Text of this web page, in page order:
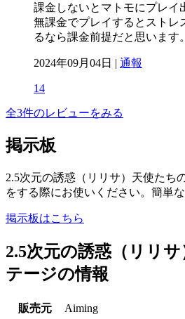
課金しないとマトモにプレイ
無課金でプレイするとストレ
るなら課金前提だと思います。
2024年09月04日 | 通報
14
全3件のレビューをみる
掲示板
2.5次元の誘惑（リリサ）天使たち
をする際にお使いください。簡単
掲示板はこちら
2.5次元の誘惑（リリ
テージの情報
販売元
Aiming